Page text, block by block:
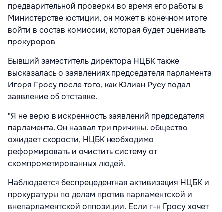
предварительной проверки во время его работы в
Министерстве юстиции, он может в конечном итоге
войти в состав комиссии, которая будет оценивать
прокуроров.
Бывший заместитель директора НЦБК также
высказалась о заявлениях председателя парламента
Игоря Гросу после того, как Юлиан Русу подал
заявление об отставке.
"Я не верю в искренность заявлений председателя
парламента. Он назвал три причины: общество
ожидает скорости, НЦБК необходимо
реформировать и очистить систему от
скомпрометированных людей.
Наблюдается беспрецедентная активизация НЦБК и
прокуратуры по делам против парламентской и
внепарламентской оппозиции. Если г-н Гросу хочет